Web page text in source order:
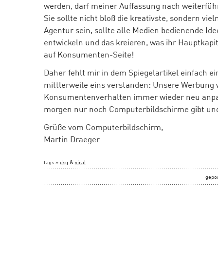
werden, darf meiner Auffassung nach
Sie sollte nicht bloß die kreativste, sondern
Agentur sein, sollte alle Medien bedienende
entwickeln und das kreieren, was ihr
auf Konsumenten-Seite!
Daher fehlt mir in dem Spiegelartikel einfach
mittlerweile eins verstanden: Unsere Werbung
Konsumentenverhalten immer wieder neu
morgen nur noch Computerbildschirme gibt
Grüße vom Computerbildschirm,
Martin Draeger
tags » dsg & viral